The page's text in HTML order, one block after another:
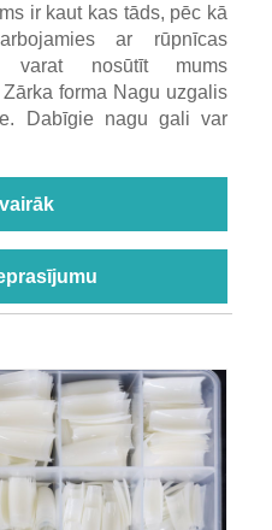
ir kaut kas tāds, pēc kā
ar rūpnīcas
varat nosūtīt mums
forma Nagu uzgalis
Dabīgie nagu gali var